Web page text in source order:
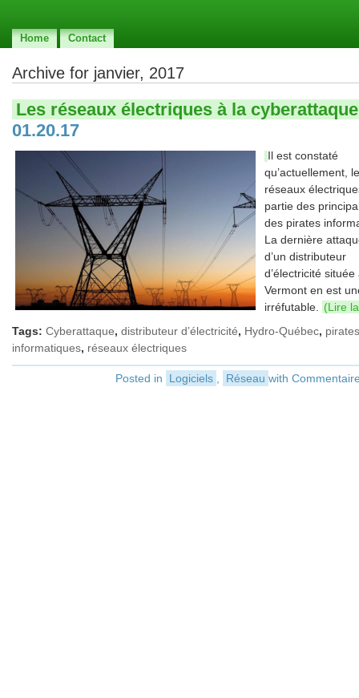
Home Contact
Archive for janvier, 2017
Les réseaux électriques à la cyberattaque
01.20.17
Il est constaté
qu’actuellement,
réseaux
partie des
des pirates
La dernière
d’un distributeur
d’électricité située
Vermont en est
irréfutable. (Lire
Tags: Cyberattaque, distributeur d’électricité, Hydro-Québec, pirates
informatiques, réseaux électriques
Posted in Logiciels Réseau with